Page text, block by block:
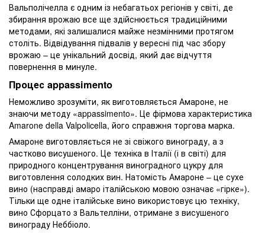
Вальполічелла є одним із небагатьох регіонів у світі, де
збирання врожаю все ще здійснюється традиційними
методами, які залишалися майже незмінними протягом
століть. Відвідування підвалів у вересні під час збору
врожаю – це унікальний досвід, який дає відчуття
повернення в минуле.
Процес appassimento
Неможливо зрозуміти, як виготовляється Амароне, не
знаючи методу «appassimento». Це фірмова характеристика
Amarone della Valpolicella, його справжня торгова марка.
Амароне виготовляється не зі свіжого винограду, а з
частково висушеного. Це техніка в Італії (і в світі) для
природного концентрування виноградного цукру для
виготовлення солодких вин. Натомість Амароне – це сухе
вино (насправді амаро італійською мовою означає «гірке»).
Тільки ще одне італійське вино використовує цю техніку,
вино Сфорцато з Вальтелліни, отримане з висушеного
винограду Неббіоло.